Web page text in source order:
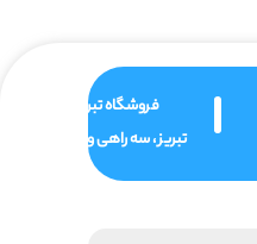
فروشگاه تبریز
تبریز ، سه راهی ولیعصر